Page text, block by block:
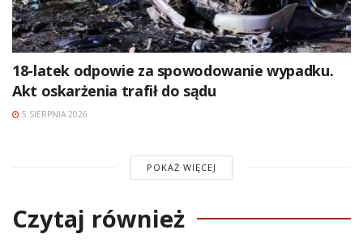
18-latek odpowie za spowodowanie wypadku.
Akt oskarżenia trafił do sądu
5 SIERPNIA 2026
POKAŻ WIĘCEJ
Czytaj również